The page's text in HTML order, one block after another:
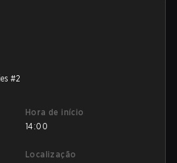
#2
Hora de início
14:00
Localização